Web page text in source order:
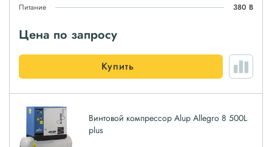
Питание
380 В
Цена по запросу
Купить
Винтовой компрессор Alup Allegro 8 500L
plus